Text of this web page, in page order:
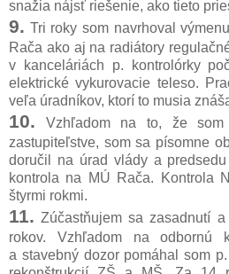
snažia nájsť riešenie, ako tieto
9. Tri roky som navrhoval
Rača ako aj na radiátory
v kanceláriách p. kontrolórky
elektrické vykurovacie teleso.
veľa úradníkov, ktorí to musia
10. Vzhľadom na to, že som
zastupiteľstve, som sa písomne
doručil na úrad vlády a
kontrola na MÚ Rača. Kontrola
štyrmi rokmi.
11. Zúčastňujem sa zasadnutí
rokov. Vzhľadom na odbornú
a stavebný dozor pomáhal som